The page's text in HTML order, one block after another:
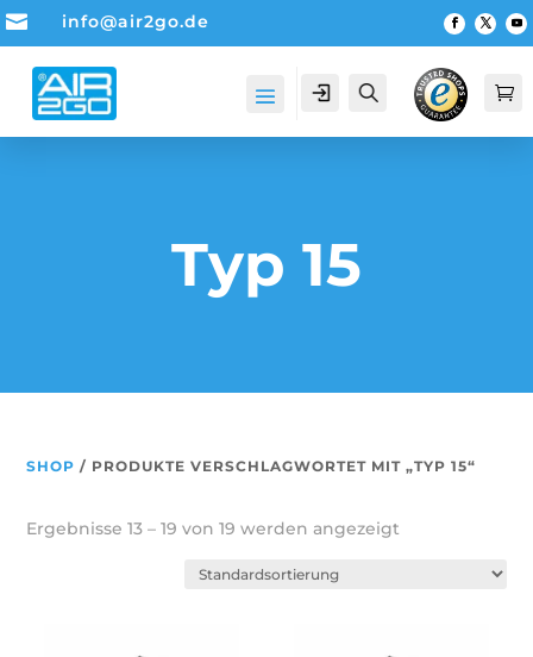
 info@air2go.de
Account Suche 
Typ 15
SHOP / PRODUKTE VERSCHLAGWORTET MIT „TYP 15“
Ergebnisse 13 – 19 von 19 werden angezeigt